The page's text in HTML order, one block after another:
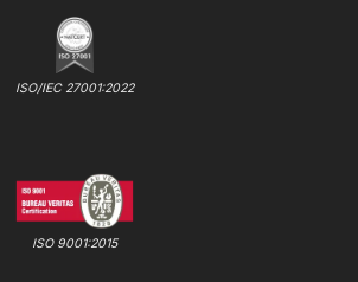
ISO/IEC 27001:2022
ISO 9001:2015